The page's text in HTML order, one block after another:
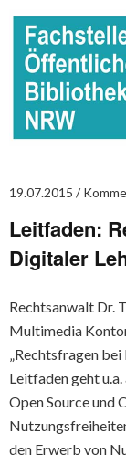
19.07.2015
Leitfaden:
Digitaler
Rechtsanwalt Dr.
Multimedia
„Rechtsfragen
Leitfaden geht
Open Source und
den Erwerb von